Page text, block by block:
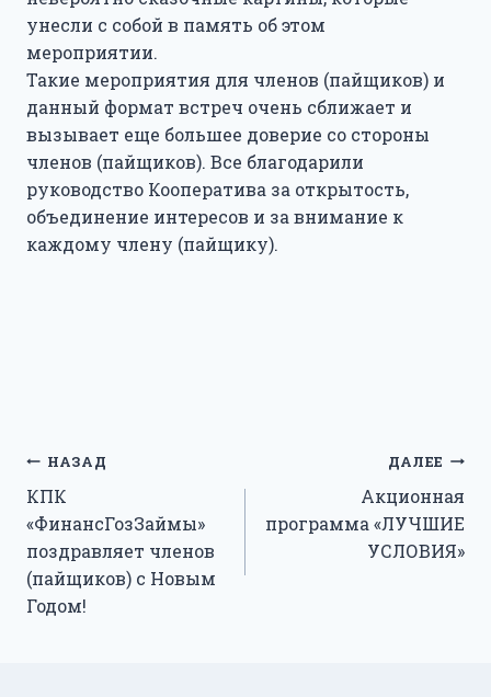
унесли с собой в память об этом
мероприятии.
Такие мероприятия для членов (пайщиков) и
данный формат встреч очень сближает и
вызывает еще большее доверие со стороны
членов (пайщиков). Все благодарили
руководство Кооператива за открытость,
объединение интересов и за внимание к
каждому члену (пайщику).
Навигация
по
записям
НАЗАД
КПК
«ФинансГозЗаймы»
поздравляет членов
(пайщиков) с Новым
Годом!
ДАЛЕЕ
Акционная
программа «ЛУЧШИЕ
УСЛОВИЯ»